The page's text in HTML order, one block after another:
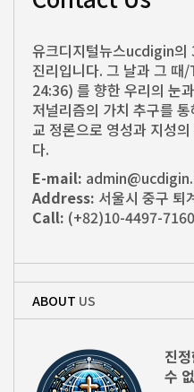
유크디지털뉴스ucdigin의
진리입니다. 그 날과 그
24:36) 를 향한 우리의 눈
저널리즘의 가치 추구를
교 정론으로 영성과 지성
다.
E-mail:
Address: 서울시 중구 퇴
Call: (+82)10-4497-7160
ABOUT US
진
수